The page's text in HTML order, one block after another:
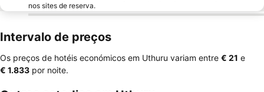
nos sites de reserva.
Intervalo de preços
Os preços de hotéis económicos em Uthuru variam entre ‎€ 21 e
‎€ 1.833 por noite.